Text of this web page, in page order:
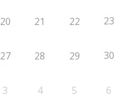
20 21 22 23
27 28 29 30
3 4 5 6